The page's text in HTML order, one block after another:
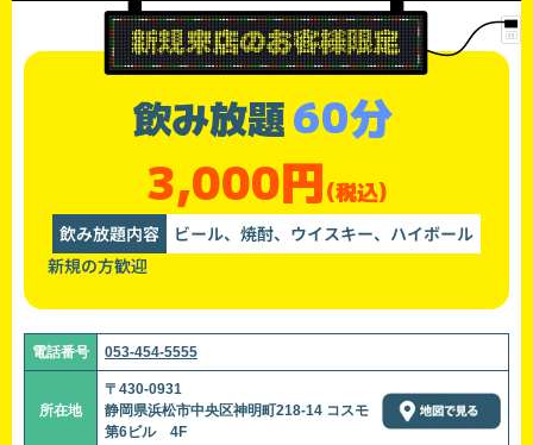
飲み放題60分
3,000円(税込)
飲み放題内容
ビール、焼酎、ウイスキー、ハイボール
新規の方歓迎
電話番号 053-454-5555
所在地
〒430-0931
静岡県浜松市中央区神明町218-14 コスモ
第6ビル 4F